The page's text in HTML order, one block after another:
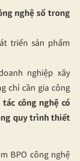
nghệ số trong
triển sản phẩm
nghiệp xây
chỉ cần gia công
công nghệ có
quy trình thiết
BPO công nghệ